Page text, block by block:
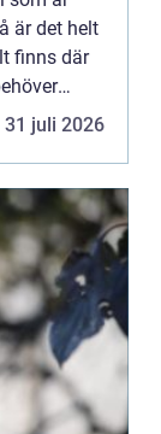
är det helt
finns där
31 juli 2026